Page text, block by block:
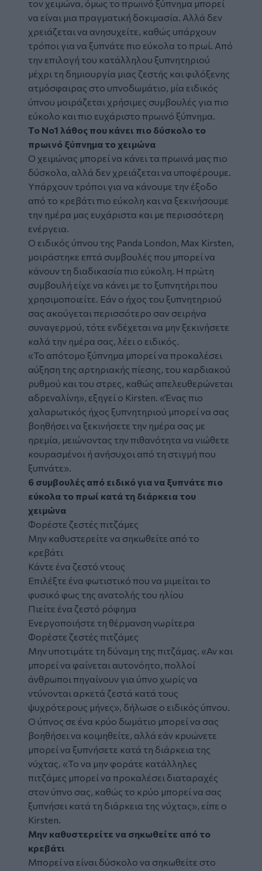
τον χειμώνα, όμως το πρωινό ξύπνημα μπορεί
να είναι μια πραγματική δοκιμασία. Αλλά δεν
χρειάζεται να ανησυχείτε, καθώς υπάρχουν
τρόποι για να ξυπνάτε πιο εύκολα το πρωί. Από
την επιλογή του κατάλληλου ξυπνητηριού
μέχρι τη δημιουργία μιας ζεστής και φιλόξενης
ατμόσφαιρας στο υπνοδωμάτιο, μία ειδικός
ύπνου μοιράζεται χρήσιμες συμβουλές για πιο
εύκολο και πιο ευχάριστο πρωινό ξύπνημα.
Το Νο1 λάθος που κάνει πιο δύσκολο το
πρωινό ξύπνημα το χειμώνα
Ο χειμώνας μπορεί να κάνει τα πρωινά μας πιο
δύσκολα, αλλά δεν χρειάζεται να υποφέρουμε.
Υπάρχουν τρόποι για να κάνουμε την έξοδο
από το κρεβάτι πιο εύκολη και να ξεκινήσουμε
την ημέρα μας ευχάριστα και με περισσότερη
ενέργεια.
Ο ειδικός ύπνου της Panda London, Max Kirsten,
μοιράστηκε επτά συμβουλές που μπορεί να
κάνουν τη διαδικασία πιο εύκολη. Η πρώτη
συμβουλή είχε να κάνει με το ξυπνητήρι που
χρησιμοποιείτε. Εάν ο ήχος του ξυπνητηριού
σας ακούγεται περισσότερο σαν σειρήνα
συναγερμού, τότε ενδέχεται να μην ξεκινήσετε
καλά την ημέρα σας, λέει ο ειδικός.
«Το απότομο ξύπνημα μπορεί να προκαλέσει
αύξηση της αρτηριακής πίεσης, του καρδιακού
ρυθμού και του στρες, καθώς απελευθερώνεται
αδρεναλίνη», εξηγεί ο Kirsten. «Ένας πιο
χαλαρωτικός ήχος ξυπνητηριού μπορεί να σας
βοηθήσει να ξεκινήσετε την ημέρα σας με
ηρεμία, μειώνοντας την πιθανότητα να νιώθετε
κουρασμένοι ή ανήσυχοι από τη στιγμή που
ξυπνάτε».
6 συμβουλές από ειδικό για να ξυπνάτε πιο
εύκολα το πρωί κατά τη διάρκεια του
χειμώνα
Φορέστε ζεστές πιτζάμες
Μην καθυστερείτε να σηκωθείτε από το
κρεβάτι
Κάντε ένα ζεστό ντους
Επιλέξτε ένα φωτιστικό που να μιμείται το
φυσικό φως της ανατολής του ηλίου
Πιείτε ένα ζεστό ρόφημα
Ενεργοποιήστε τη θέρμανση νωρίτερα
Φορέστε ζεστές πιτζάμες
Μην υποτιμάτε τη δύναμη της πιτζάμας. «Αν και
μπορεί να φαίνεται αυτονόητο, πολλοί
άνθρωποι πηγαίνουν για ύπνο χωρίς να
ντύνονται αρκετά ζεστά κατά τους
ψυχρότερους μήνες», δήλωσε ο ειδικός ύπνου.
Ο ύπνος σε ένα κρύο δωμάτιο μπορεί να σας
βοηθήσει να κοιμηθείτε, αλλά εάν κρυώνετε
μπορεί να ξυπνήσετε κατά τη διάρκεια της
νύχτας. «Το να μην φοράτε κατάλληλες
πιτζάμες μπορεί να προκαλέσει διαταραχές
στον ύπνο σας, καθώς το κρύο μπορεί να σας
ξυπνήσει κατά τη διάρκεια της νύχτας», είπε ο
Kirsten.
Μην καθυστερείτε να σηκωθείτε από το
κρεβάτι
Μπορεί να είναι δύσκολο να σηκωθείτε στο